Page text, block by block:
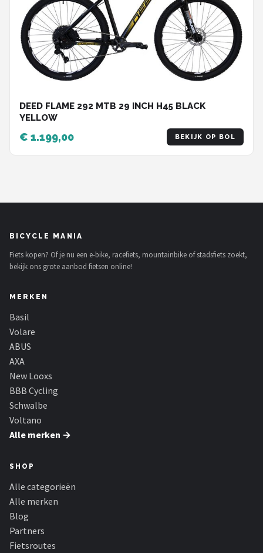
DEED FLAME 292 MTB 29 INCH H45 BLACK
YELLOW
€ 1.199,00 BEKIJK OP BOL
BICYCLE MANIA
Fiets kopen? Of je nu een e-bike, racefiets, mountainbike of stadsfiets zoekt,
bekijk ons grote aanbod fietsen online!
MERKEN
Basil
Volare
ABUS
AXA
New Looxs
BBB Cycling
Schwalbe
Voltano
Alle merken →
SHOP
Alle categorieën
Alle merken
Blog
Partners
Fietsroutes